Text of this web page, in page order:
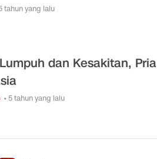
tahun yang lalu
dan Kesakitan,
• 5 tahun yang lalu